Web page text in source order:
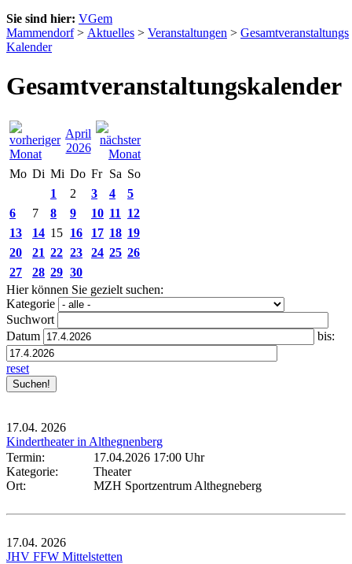
Sie sind hier: VGem
Mammendorf> Aktuelles > Veranstaltungen > Gesamtveranstaltungs
Kalender
Gesamtveranstaltungskalender
April
2026
Mo Di Mi Do Fr Sa So
1
2 3 4
5
6
7 8 9 10 11
12
13
14 15 16 17 18 19
20
21 22 23 24 25 26
27
28 29 30
Hier können Sie gezielt suchen:
Kategorie
Suchwort
Datum
bis:
reset
17.04. 2026
Kindertheater in Althegnenberg
Termin:
17.04.2026 17:00 Uhr
Kategorie:
Theater
Ort:
MZH Sportzentrum Althegneberg
17.04. 2026
JHV FFW Mittelstetten